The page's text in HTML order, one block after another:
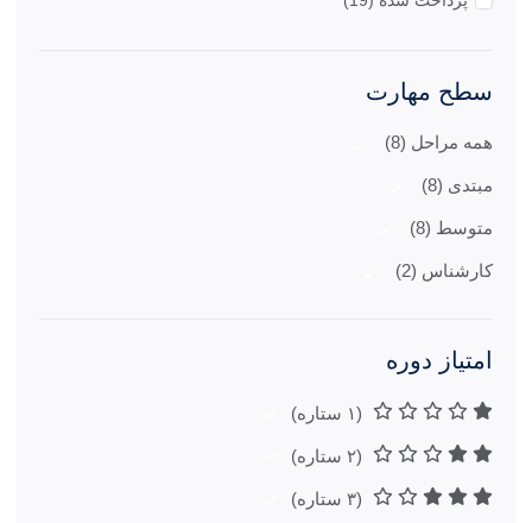
سطح مهارت
همه مراحل (8)
مبتدی (8)
متوسط (8)
کارشناس (2)
امتیاز دوره
(۱ ستاره)
(۲ ستاره)
(۳ ستاره)